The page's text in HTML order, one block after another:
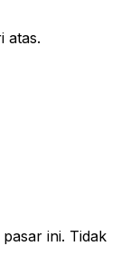
atas.
ini. Tidak